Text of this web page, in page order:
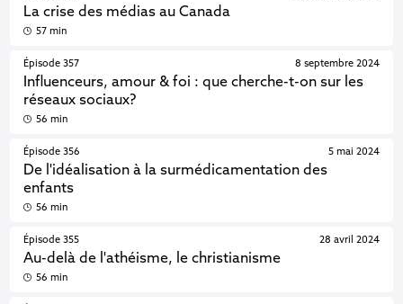
La crise des médias au Canada
57 min
Épisode 357
Influenceurs, amour & foi : que cherche-t-on sur les
réseaux sociaux?
8 septembre 2024
56 min
Épisode 356
De l'idéalisation à la surmédicamentation des
enfants
5 mai 2024
56 min
Épisode 355
Au-delà de l'athéisme, le christianisme
28 avril 2024
56 min